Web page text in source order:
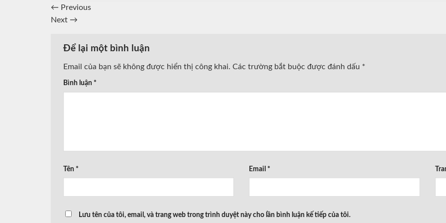
← Previous
Next →
Để lại một bình luận
Email của bạn sẽ không được hiển thị công khai. Các trường bắt buộc được đánh dấu *
Bình luận *
Tên * Email *
Lưu tên của tôi, email, và trang web trong trình duyệt này cho lần bình luận kế tiếp của tôi.